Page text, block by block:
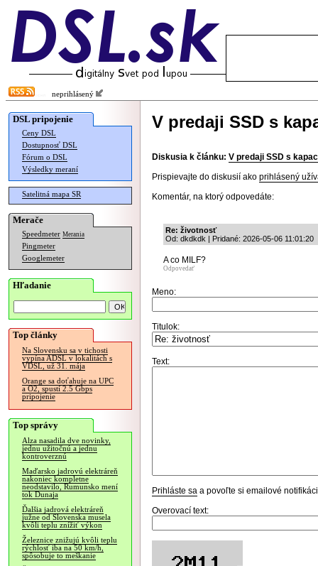
neprihlásený
DSL pripojenie
Ceny DSL
Dostupnosť DSL
Fórum o DSL
Výsledky meraní
Satelitná mapa SR
Merače
Speedmeter Merania
Pingmeter
Googlemeter
Hľadanie
Top články
Na Slovensku sa v tichosti
vypína ADSL v lokalitách s
VDSL, už 31. mája
Orange sa doťahuje na UPC
a O2, spustí 2.5 Gbps
pripojenie
Top správy
Alza nasadila dve novinky,
jednu užitočnú a jednu
kontroverznú
Maďarsko jadrovú elektráreň
nakoniec kompletne
neodstavilo, Rumunsko mení
tok Dunaja
Ďalšia jadrová elektráreň
južne od Slovenska musela
kvôli teplu znížiť výkon
Železnice znižujú kvôli teplu
rýchlosť iba na 50 km/h,
spôsobuje to meškanie
V predaji SSD s
Diskusia k článku: V predaji SSD s
Prispievajte do diskusií ako prihlásený
Komentár, na ktorý odpovedáte:
Re: životnosť
Od: dkdkdk | Pridané: 2026-05-06 11:01:20
A co MILF?
Odpovedať
Meno:
Titulok:
Text:
Prihláste sa a povoľte si emailové
Overovací text: